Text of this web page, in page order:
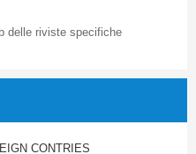
delle riviste specifiche
CONTRIES